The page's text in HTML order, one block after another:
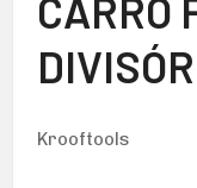
CARRO
Krooftools